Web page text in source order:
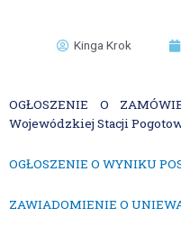
Kinga Krok
OGŁOSZENIE O
Wojewódzkiej Stacji
OGŁOSZENIE O WYNIKU
ZAWIADOMIENIE O